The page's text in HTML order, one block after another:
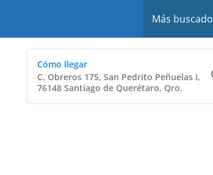
Más buscado
Cómo llegar
C. Obreros 175, San Pedrito Peñuelas I,
76148 Santiago de Querétaro, Qro.